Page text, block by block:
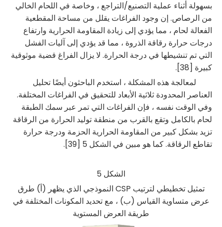
بسهولة أثناء عملية التصنيع/التراجع ، وخاصة في اللحام الخالي
من الرصاص. إن وجود الفراغات يقلل من مساحة المقطعية
الفعالة لحام ، مما يؤدي إلى زيادة المقاومة الحرارية وارتفاع
درجات حرارة رقاقة الذروة ، مما قد يؤدي إلى آليات الفشل
التي تم تنشيطها في درجة الحرارة. لا يزال الفراغ قضية موثوقية
كبيرة [38].
لمعالجة هذه المشكلة ، استخدم الباحثون أيضًا تحليل
العناصر المحدودة ثلاثية الأبعاد للتحقيق في الفراغات المختلفة.
وفي الوقت نفسه ، فإن الفراغات التي تمر عبر سمك الطبقة
لحام بالكامل وتقع بالقرب من منطقة توليد الحرارة من الرقاقة
تزيد بشكل كبير من المقاومة الحرارية الحزمة ودرجة حرارة
تقاطع الرقاقة. كما هو مبين في الشكل 5 [39].
الشكل 5
تمثيل تخطيطي لترتيب CSP النموذجي الذي يظهر (أ) طرق
عرض متساوية القياس (ب) ، مع تحديد المكونات المختلفة في
طريقة العرض المستوية